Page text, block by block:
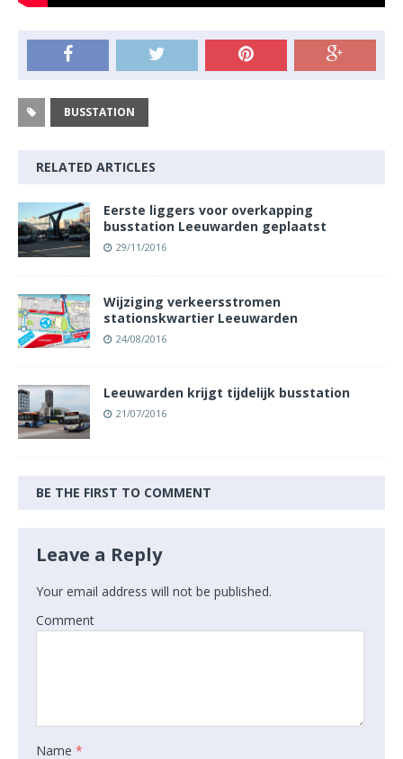
BUSSTATION
RELATED ARTICLES
Eerste liggers voor overkapping
busstation Leeuwarden geplaatst
29/11/2016
Wijziging verkeersstromen
stationskwartier Leeuwarden
24/08/2016
Leeuwarden krijgt tijdelijk busstation
21/07/2016
BE THE FIRST TO COMMENT
Leave a Reply
Your email address will not be published.
Comment
Name *